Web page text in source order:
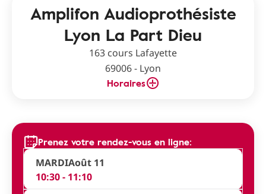
Amplifon Audioprothésiste
Lyon La Part Dieu
163 cours Lafayette
69006 - Lyon
Horaires
Prenez votre rendez-vous en ligne:
MARDIAoût 11
10:30 - 11:10